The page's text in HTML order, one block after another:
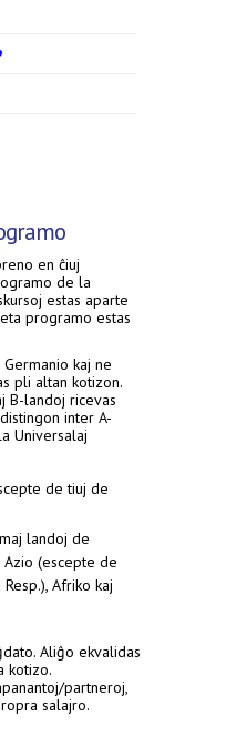
en ĉiuj
de la
estas aparte
programo estas
kaj ne
pli altan kotizon.
B-landoj ricevas
inter A-
Universalaj
de tiuj de
landoj de
(escepte de
Afriko kaj
Aliĝo ekvalidas
kotizo.
partneroj,
salajro.